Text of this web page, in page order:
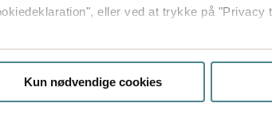
eller ved at trykke på "Privacy
du tillader det, vil vi også gerne:
Identificere din enhed baseret på en
Kun nødvendige cookies